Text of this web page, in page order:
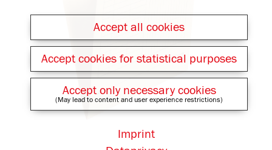
Accept all cookies
Accept cookies for statistical purposes
Accept only necessary cookies
(May lead to content and user experience restrictions)
Imprint